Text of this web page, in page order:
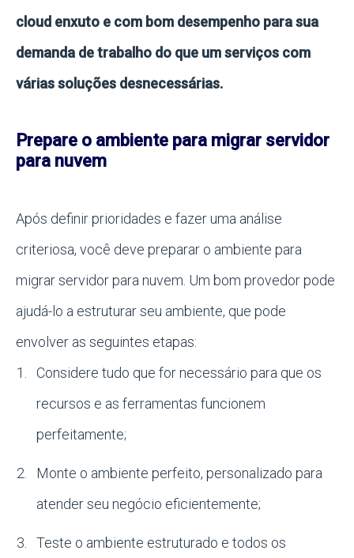
cloud enxuto e com bom desempenho para sua
demanda de trabalho do que um serviços com
várias soluções desnecessárias.
Prepare o ambiente para migrar servidor
para nuvem
Após definir prioridades e fazer uma análise
criteriosa, você deve preparar o ambiente para
migrar servidor para nuvem. Um bom provedor pode
ajudá-lo a estruturar seu ambiente, que pode
envolver as seguintes etapas:
Considere tudo que for necessário para que os
recursos e as ferramentas funcionem
perfeitamente;
Monte o ambiente perfeito, personalizado para
atender seu negócio eficientemente;
Teste o ambiente estruturado e todos os